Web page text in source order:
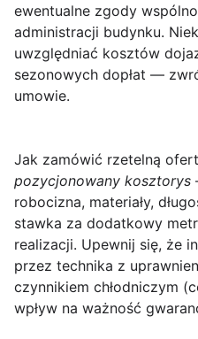
ewentualne zgody
administracji budynku.
uwzględniać kosztów
sezonowych dopłat —
umowie.
Jak zamówić rzetelną
pozycjonowany kosztorys
robocizna, materiały,
stawka za dodatkowy
realizacji. Upewnij się, że
przez technika z
czynnikiem chłodniczym
wpływ na ważność